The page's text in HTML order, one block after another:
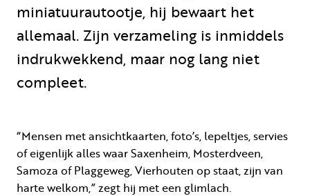
miniatuurautootje, hij bewaart het
allemaal. Zijn verzameling is inmiddels
indrukwekkend, maar nog lang niet
compleet.
“Mensen met ansichtkaarten, foto’s, lepeltjes, servies
of eigenlijk alles waar Saxenheim, Mosterdveen,
Samoza of Plaggeweg, Vierhouten op staat, zijn van
harte welkom,” zegt hij met een glimlach.